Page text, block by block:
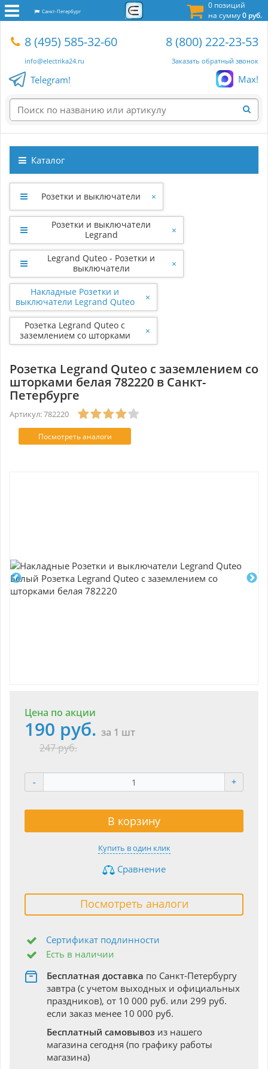
0 позиций
на сумму0 руб.
Санкт-Петербург
8 (495) 585-32-60
info@electrika24.ru
8 (800) 222-23-53
Заказать обратный звонок
Telegram! Max!
Каталог
Розетки и выключатели ×
Розетки и выключатели
Legrand
×
Legrand Quteo - Розетки и
выключатели
×
Накладные Розетки и
выключатели Legrand Quteo
Белый
×
Розетка Legrand Quteo с
заземлением со шторками
белая 782220
×
Розетка Legrand Quteo с заземлением со
шторками белая 782220 в Санкт-
Петербурге
Артикул: 782220
Посмотреть аналоги
Цена по акции
190 руб. за 1 шт
247 руб.
- +
В корзину
Купить в один клик
Сравнение
Посмотреть аналоги
Сертификат подлинности
Есть в наличии
Бесплатная доставка по Санкт-Петербургу
завтра (с учетом выходных и официальных
праздников), от 10 000 руб. или 299 руб.
если заказ менее 10 000 руб.
Бесплатный самовывоз из нашего
магазина сегодня (по графику работы
магазина)